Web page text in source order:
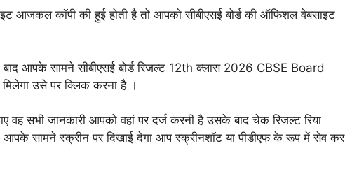
आजकल कॉपी की हुई होती है तो आपको सीबीएसई बोर्ड की ऑफिशल वेबसाइट
आपके सामने सीबीएसई बोर्ड रिजल्ट 12th क्लास 2026 CBSE Board
उसे पर क्लिक करना है ।
वह सभी जानकारी आपको वहां पर दर्ज करनी है उसके बाद चेक रिजल्ट रिया
सामने स्क्रीन पर दिखाई देगा आप स्क्रीनशॉट या पीडीएफ के रूप में सेव कर